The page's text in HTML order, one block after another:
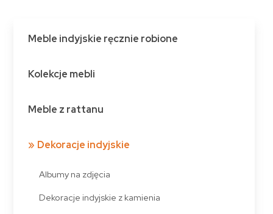
Meble indyjskie ręcznie robione
Kolekcje mebli
Meble z rattanu
Dekoracje indyjskie
Albumy na zdjęcia
Dekoracje indyjskie z kamienia